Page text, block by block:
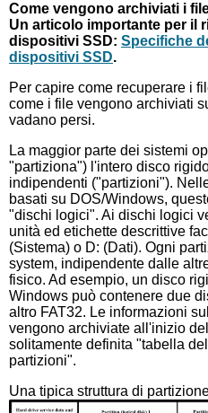
Come vengono archiviati i
Un articolo importante per il
dispositivi SSD: Specifiche
dispositivi SSD.
Per capire come recuperare i
come i file vengono archiviati
vadano persi.
La maggior parte dei sistemi
"partiziona") l'intero disco
indipendenti ("partizioni").
basati su DOS/Windows,
"dischi logici". Ai dischi logici
unità ed etichette descrittive
(Sistema) o D: (Dati). Ogni
system, indipendente dalle
fisico. Ad esempio, un disco
Windows può contenere due
altro FAT32. Le informazioni
vengono archiviate all'inizio
solitamente definita "tabella
partizioni".
Una tipica struttura di